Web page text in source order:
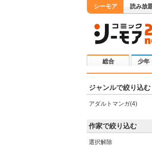
シーモア 読み放
総合 少年
ジャンルで絞り込む
アダルトマンガ(4)
作家で絞り込む
選択解除